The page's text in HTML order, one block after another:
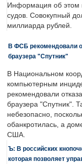
Информация об этом
судов. Совокупный
миллиарда рублей.
В ФСБ рекомендовали
браузера "Спутник"
В Национальном
компьютерным
рекомендовали
браузера "Спутник".
небезопасно,
обанкротилась, а
США.
Ъ: В российских
которая позволяет